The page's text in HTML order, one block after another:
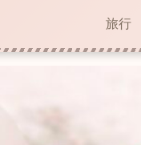
旅行